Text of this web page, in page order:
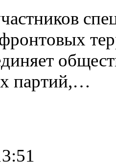
партий,…